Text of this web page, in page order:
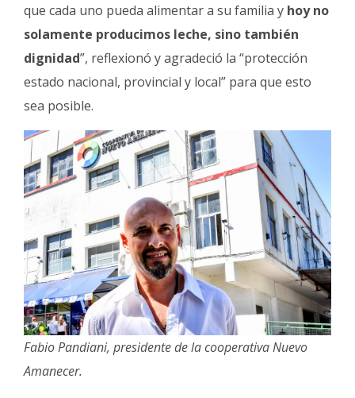
que cada uno pueda alimentar a su familia y hoy no
solamente producimos leche, sino también
dignidad”, reflexionó y agradeció la “protección
estado nacional, provincial y local” para que esto
sea posible.
Fabio Pandiani, presidente de la cooperativa Nuevo
Amanecer.